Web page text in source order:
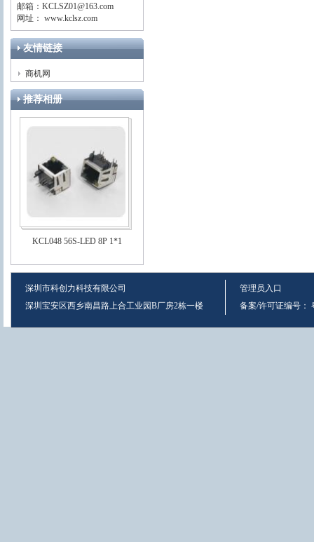
邮箱：KCLSZ01@163.com
网址： www.kclsz.com
友情链接
商机网
推荐相册
KCL048 56S-LED 8P 1*1
深圳市科创力科技有限公司
深圳宝安区西乡南昌路上合工业园B厂房2栋一楼
管理员入口
备案/许可证编号：